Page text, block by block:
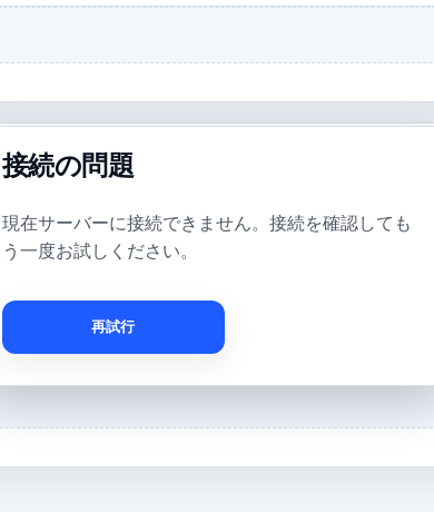
接続の問題
現在サーバーに接続できません。接続を確認しても
う一度お試しください。
再試行